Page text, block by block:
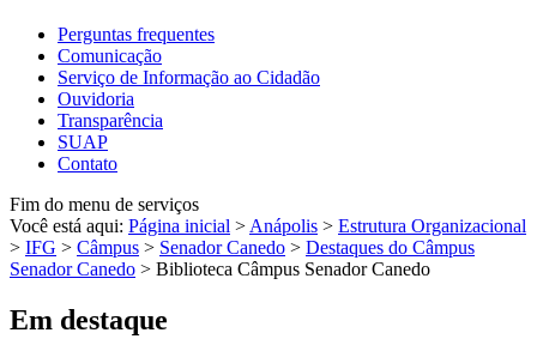
Perguntas frequentes
Comunicação
Serviço de Informação ao Cidadão
Ouvidoria
Transparência
SUAP
Contato
Fim do menu de serviços
Você está aqui: Página inicial > Anápolis > Estrutura Organizacional
> IFG > Câmpus > Senador Canedo > Destaques do Câmpus
Senador Canedo > Biblioteca Câmpus Senador Canedo
Em destaque